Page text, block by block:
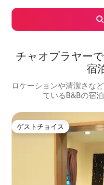
チャオプラヤー
宿
ロケーションや清潔さな
ているB&Bの宿
ゲストチョイス
ゲストチョイス